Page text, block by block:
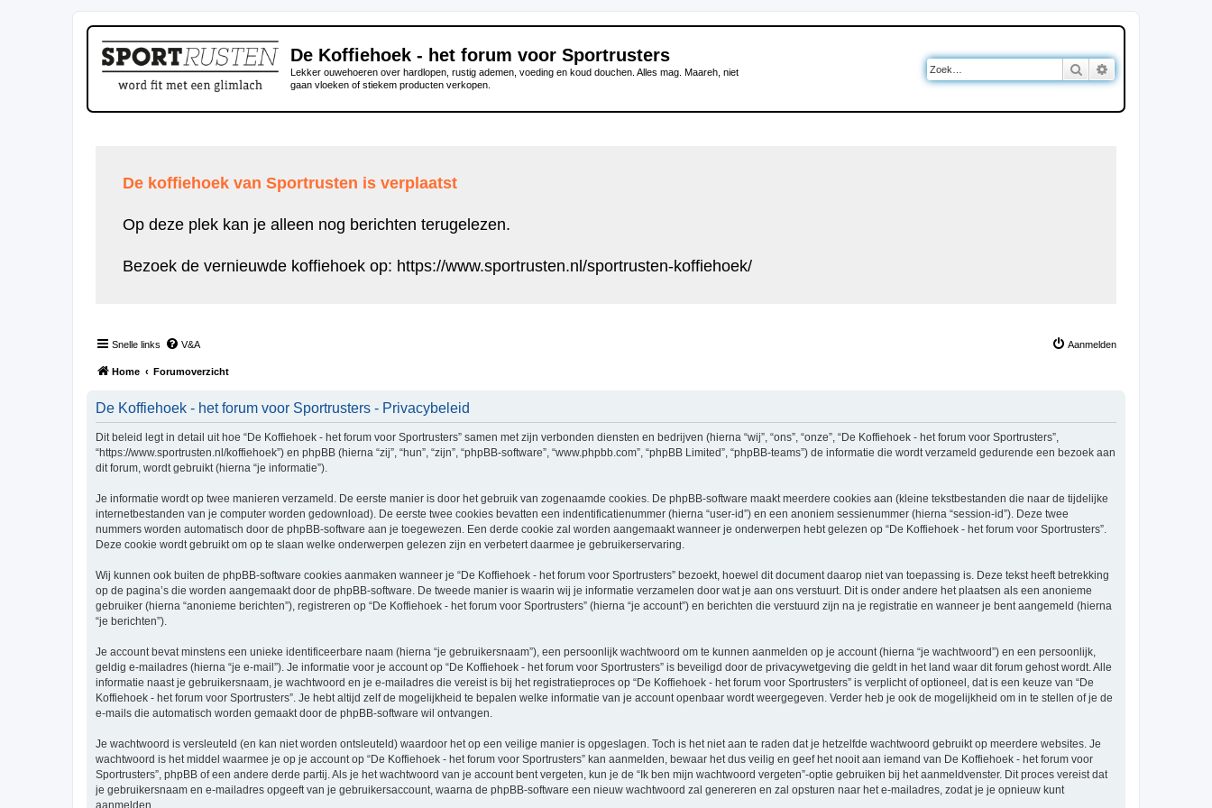
De Koffiehoek - het forum voor Sportrusters
Lekker ouwehoeren over hardlopen, rustig ademen, voeding en koud douchen. Alles mag. Maareh, niet
gaan vloeken of stiekem producten verkopen.
Zoek
De koffiehoek van Sportrusten is verplaatst
Op deze plek kan je alleen nog berichten terugelezen.
Bezoek de vernieuwde koffiehoek op: https://www.sportrusten.nl/sportrusten-koffiehoek/
Snelle links V&A Aanmelden
Home Forumoverzicht
De Koffiehoek - het forum voor Sportrusters - Privacybeleid
Dit beleid legt in detail uit hoe “De Koffiehoek - het forum voor Sportrusters” samen met zijn verbonden diensten en bedrijven (hierna “wij”, “ons”, “onze”, “De Koffiehoek - het forum voor Sportrusters”,
“https://www.sportrusten.nl/koffiehoek”) en phpBB (hierna “zij”, “hun”, “zijn”, “phpBB-software”, “www.phpbb.com”, “phpBB Limited”, “phpBB-teams”) de informatie die wordt verzameld gedurende een bezoek aan
dit forum, wordt gebruikt (hierna “je informatie”).
Je informatie wordt op twee manieren verzameld. De eerste manier is door het gebruik van zogenaamde cookies. De phpBB-software maakt meerdere cookies aan (kleine tekstbestanden die naar de tijdelijke
internetbestanden van je computer worden gedownload). De eerste twee cookies bevatten een indentificatienummer (hierna “user-id”) en een anoniem sessienummer (hierna “session-id”). Deze twee
nummers worden automatisch door de phpBB-software aan je toegewezen. Een derde cookie zal worden aangemaakt wanneer je onderwerpen hebt gelezen op “De Koffiehoek - het forum voor Sportrusters”.
Deze cookie wordt gebruikt om op te slaan welke onderwerpen gelezen zijn en verbetert daarmee je gebruikerservaring.
Wij kunnen ook buiten de phpBB-software cookies aanmaken wanneer je “De Koffiehoek - het forum voor Sportrusters” bezoekt, hoewel dit document daarop niet van toepassing is. Deze tekst heeft betrekking
op de pagina’s die worden aangemaakt door de phpBB-software. De tweede manier is waarin wij je informatie verzamelen door wat je aan ons verstuurt. Dit is onder andere het plaatsen als een anonieme
gebruiker (hierna “anonieme berichten”), registreren op “De Koffiehoek - het forum voor Sportrusters” (hierna “je account”) en berichten die verstuurd zijn na je registratie en wanneer je bent aangemeld (hierna
“je berichten”).
Je account bevat minstens een unieke identificeerbare naam (hierna “je gebruikersnaam”), een persoonlijk wachtwoord om te kunnen aanmelden op je account (hierna “je wachtwoord”) en een persoonlijk,
geldig e-mailadres (hierna “je e-mail”). Je informatie voor je account op “De Koffiehoek - het forum voor Sportrusters” is beveiligd door de privacywetgeving die geldt in het land waar dit forum gehost wordt. Alle
informatie naast je gebruikersnaam, je wachtwoord en je e-mailadres die vereist is bij het registratieproces op “De Koffiehoek - het forum voor Sportrusters” is verplicht of optioneel, dat is een keuze van “De
Koffiehoek - het forum voor Sportrusters”. Je hebt altijd zelf de mogelijkheid te bepalen welke informatie van je account openbaar wordt weergegeven. Verder heb je ook de mogelijkheid om in te stellen of je de
e-mails die automatisch worden gemaakt door de phpBB-software wil ontvangen.
Je wachtwoord is versleuteld (en kan niet worden ontsleuteld) waardoor het op een veilige manier is opgeslagen. Toch is het niet aan te raden dat je hetzelfde wachtwoord gebruikt op meerdere websites. Je
wachtwoord is het middel waarmee je op je account op “De Koffiehoek - het forum voor Sportrusters” kan aanmelden, bewaar het dus veilig en geef het nooit aan iemand van De Koffiehoek - het forum voor
Sportrusters”, phpBB of een andere derde partij. Als je het wachtwoord van je account bent vergeten, kun je de “Ik ben mijn wachtwoord vergeten”-optie gebruiken bij het aanmeldvenster. Dit proces vereist dat
je gebruikersnaam en e-mailadres opgeeft van je gebruikersaccount, waarna de phpBB-software een nieuw wachtwoord zal genereren en zal opsturen naar het e-mailadres, zodat je je opnieuw kunt
aanmelden.